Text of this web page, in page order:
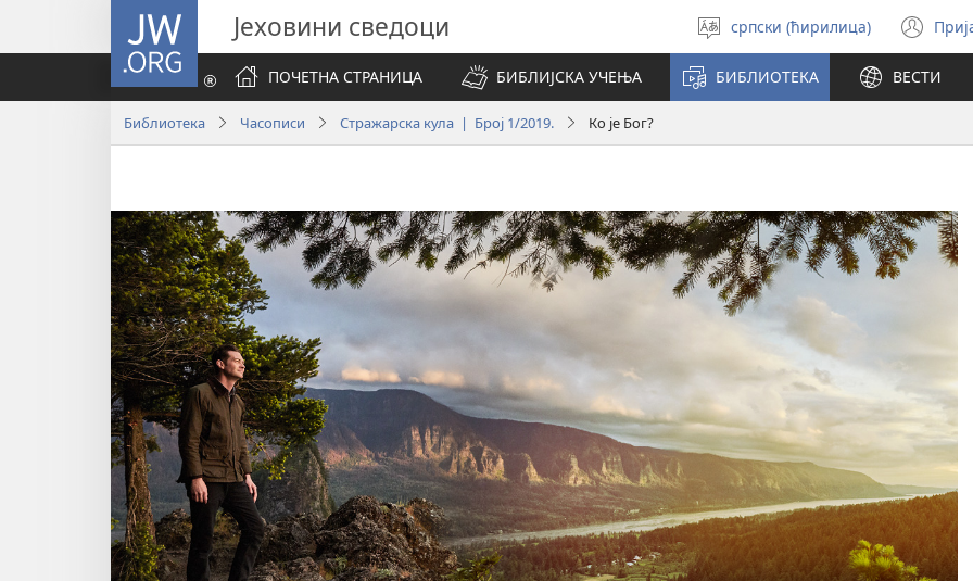
JW.ORG Јеховини сведоци
Изабери
језик
српски (ћирилица)
ПОЧЕТНА СТРАНИЦА
БИБЛИЈСКА УЧЕЊА БИБЛИОТЕКА ВЕСТИ
Библиотека Часописи Стражарска кула | Број 1/2019. Ко је Бог?